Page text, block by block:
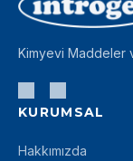
Kimyevi Maddeler
KURUMSAL
Hakkımızda